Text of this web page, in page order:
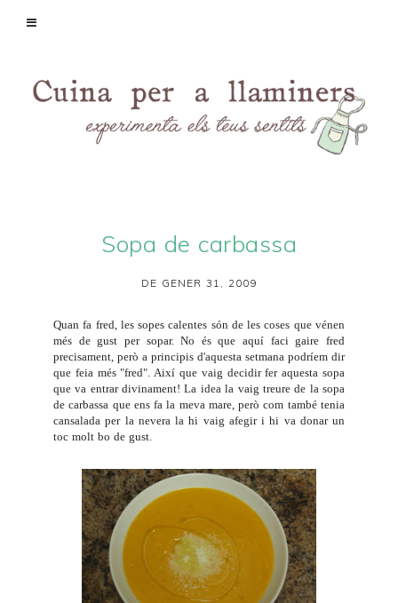
Sopa de carbassa
DE GENER 31, 2009
Quan fa fred, les sopes calentes són de les coses que vénen
més de gust per sopar. No és que aquí faci gaire fred
precisament, però a principis d'aquesta setmana podríem dir
que feia més "fred". Així que vaig decidir fer aquesta sopa
que va entrar divinament! La idea la vaig treure de la sopa
de carbassa que ens fa la meva mare, però com també tenia
cansalada per la nevera la hi vaig afegir i hi va donar un
toc molt bo de gust.